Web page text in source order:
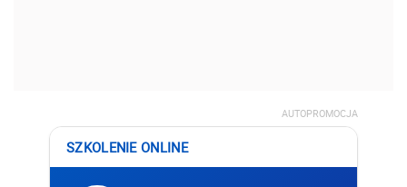
AUTOPROMOCJA
SZKOLENIE ONLINE